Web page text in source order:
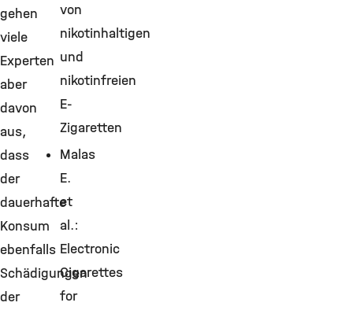
gehen
viele
Experten
aber
davon
aus,
dass
der
dauerhafte
Konsum
ebenfalls
Schädigungen
der
von
nikotinhaltigen
und
nikotinfreien
E-
Zigaretten
Malas
E.
et
al.:
Electronic
Cigarettes
for